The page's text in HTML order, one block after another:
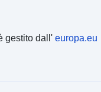
gestito dall' europa.eu